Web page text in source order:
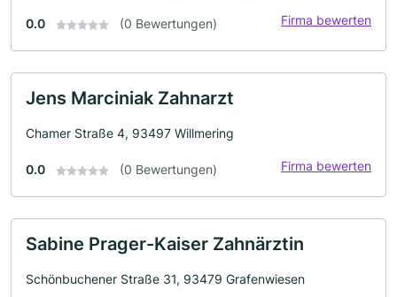
0.0 (0 Bewertungen) Firma bewerten
Jens Marciniak Zahnarzt
Chamer Straße 4, 93497 Willmering
0.0 (0 Bewertungen) Firma bewerten
Sabine Prager-Kaiser Zahnärztin
Schönbuchener Straße 31, 93479 Grafenwiesen